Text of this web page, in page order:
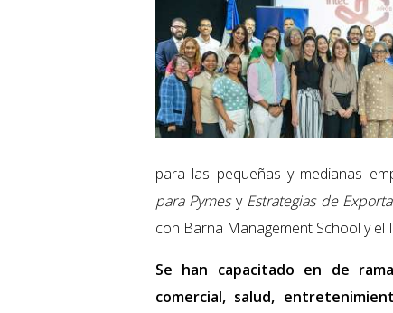
para las pequeñas y medianas
para Pymesy Estrategias de
con Barna Management School y
Se han capacitado en de
comercial, salud,